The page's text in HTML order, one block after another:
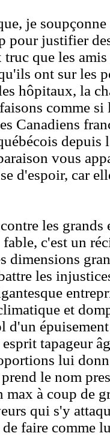
je
pour justifier
truc que les
ont sur les
hôpitaux, la
comme si
Canadiens
vous
d'espoir, car
les
c'est un
dimensions
les
et
d'un
tapageur
lui
le nom
à coup de
qui s'y
faire comme